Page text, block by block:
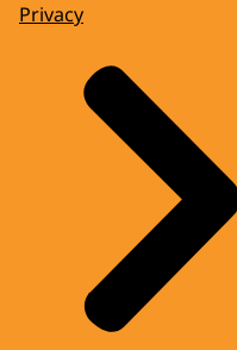
Privacy